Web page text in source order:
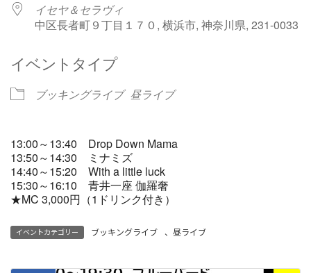
イセヤ＆セラヴィ
中区長者町９丁目１７０, 横浜市, 神奈川県, 231-0033
イベントタイプ
ブッキングライブ 昼ライブ
13:00～13:40 Drop Down Mama
13:50～14:30 ミナミズ
14:40～15:20 With a little luck
15:30～16:10 青井一座 伽羅奢
★MC 3,000円（1ドリンク付き）
イベントカテゴリー ブッキングライブ 、 昼ライブ